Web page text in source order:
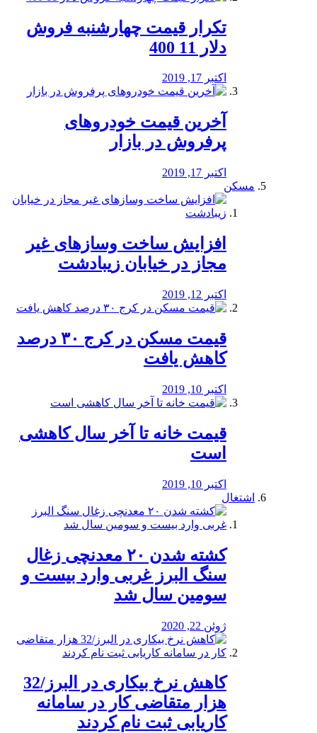
تکرار قیمت چهارشنبه فروش
دلار 11 400
اکتبر 17, 2019
آخرین قیمت خودرو‌های
پرفروش در بازار
اکتبر 17, 2019
مسکن
افزایش ساخت وسازهای غیر
مجاز در خیابان زیبادشت
اکتبر 12, 2019
️قیمت مسکن در کرج ۳۰ درصد
کاهش یافت
اکتبر 10, 2019
قیمت خانه تا آخر سال کاهشی
است
اکتبر 10, 2019
اشتغال
کشته شدن ۲۰ معدنچی زغال
سنگ البرز غربی وارد بیست و
سومین سال شد
ژوئن 22, 2020
کاهش نرخ بیکاری در البرز/32
هزار متقاضی کار در سامانه
کاریابی ثبت نام کردند